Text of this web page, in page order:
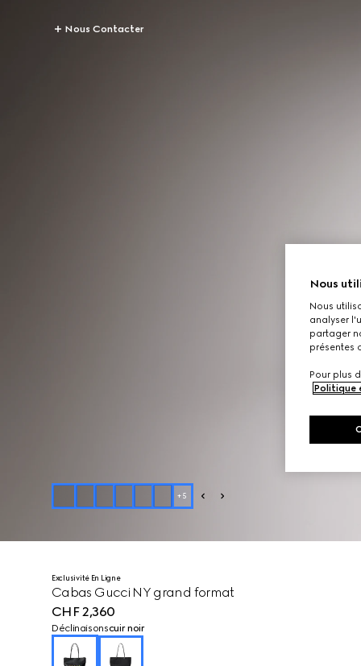
Nous Contacter
+5
Exclusivité En Ligne
Cabas Gucci NY grand format
CHF 2,360
Déclinaisonscuir noir
Nous
Nous
analyser
partager
présentes
Pour plus
Politique